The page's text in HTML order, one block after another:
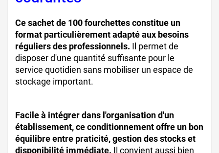
Ce sachet de 100 fourchettes constitue un
format particulièrement adapté aux besoins
réguliers des professionnels. Il permet de
disposer d'une quantité suffisante pour le
service quotidien sans mobiliser un espace de
stockage important.
Facile à intégrer dans l'organisation d'un
établissement, ce conditionnement offre un bon
équilibre entre praticité, gestion des stocks et
disponibilité immédiate. Il convient aussi bien